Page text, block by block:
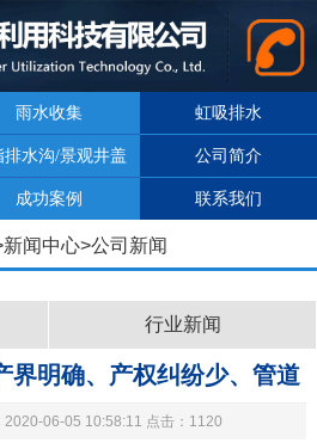
雨水收集 虹吸排水
排水沟/景观井盖 公司简介
成功案例 联系我们
新闻中心>公司新闻
行业新闻
界明确、产权纠纷少、管道
下层住户等特点
2020-06-05 10:58:11 点击：1120